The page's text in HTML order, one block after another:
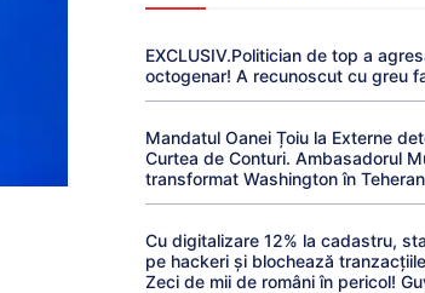
EXCLUSIV.Politician de top a
octogenar! A recunoscut cu greu
Mandatul Oanei Țoiu la Externe
Curtea de Conturi. Ambasadorul
transformat Washington în
Cu digitalizare 12% la cadastru,
pe hackeri și blochează
Zeci de mii de români în pericol!